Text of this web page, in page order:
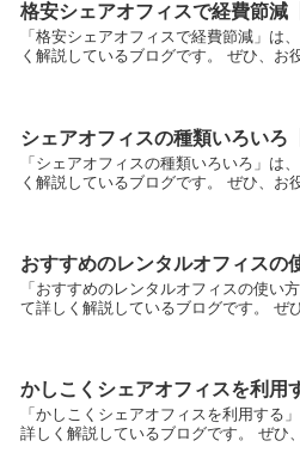
格安シェアオフィスで経費節減
「格安シェアオフィスで経費節減」は
く解説しているブログです。 ぜひ、
シェアオフィスの種類いろいろ
「シェアオフィスの種類いろいろ」は
く解説しているブログです。 ぜひ、
おすすめのレンタルオフィスの
「おすすめのレンタルオフィスの使い
て詳しく解説しているブログです。
かしこくシェアオフィスを利用
「かしこくシェアオフィスを利用する
詳しく解説しているブログです。 ぜ